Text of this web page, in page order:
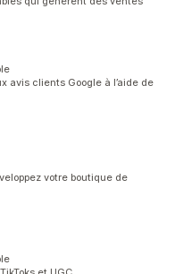
avis clients Google à l’aide de
votre boutique de